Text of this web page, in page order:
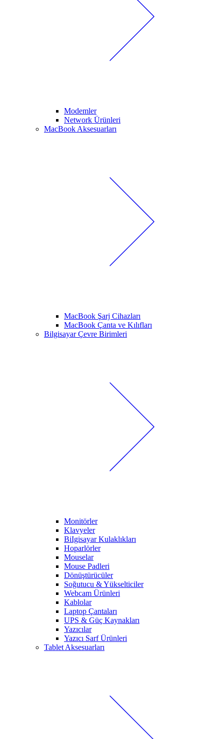
Modemler
Network Ürünleri
MacBook Aksesuarları
MacBook Şarj Cihazları
MacBook Çanta ve Kılıfları
Bilgisayar Çevre Birimleri
Monitörler
Klavyeler
BiIgisayar Kulaklıkları
Hoparlörler
Mouselar
Mouse Padleri
Dönüştürücüler
Soğutucu & Yükselticiler
Webcam Ürünleri
Kablolar
Laptop Çantaları
UPS & Güç Kaynakları
Yazıcılar
Yazıcı Sarf Ürünleri
Tablet Aksesuarları